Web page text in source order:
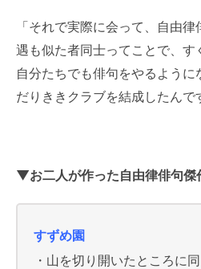
「それで実際に会って、自由
遇も似た者同士ってことで、
自分たちでも俳句をやるよう
だりききクラブを結成したんで
▼お二人が作った自由律俳句傑
すずめ園
・山を切り開いたところに